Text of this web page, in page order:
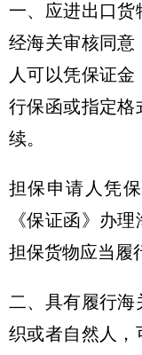
一、应进出口
经海关审核同意
人可以凭保证
行保函或指定格
续。
担保申请人凭
《保证函》办
担保货物应当履
二、具有履行海
织或者自然人，